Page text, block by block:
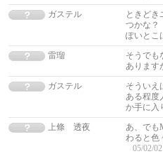
ガステル
ときどき
つかな？
ぽいとこ
雷瑠
そうでも
あります
ガステル
そういえ
ある程度
か手に入
上條 透夜
あ、でも
わると色
05/02/